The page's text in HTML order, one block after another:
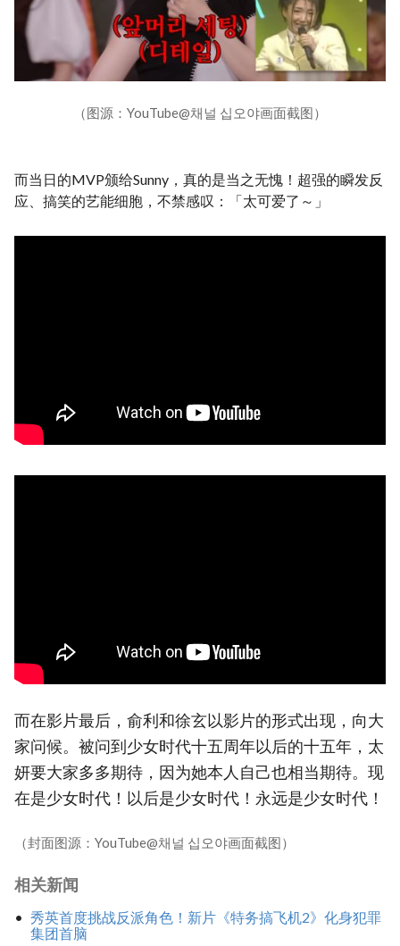
（图源：YouTube@채널 십오야画面截图）
而当日的MVP颁给Sunny，真的是当之无愧！超强的瞬发反
应、搞笑的艺能细胞，不禁感叹：「太可爱了～」
而在影片最后，俞利和徐玄以影片的形式出现，向大
家问候。被问到少女时代十五周年以后的十五年，太
妍要大家多多期待，因为她本人自己也相当期待。现
在是少女时代！以后是少女时代！永远是少女时代！
（封面图源：YouTube@채널 십오야画面截图）
相关新闻
秀英首度挑战反派角色！新片《特务搞飞机2》化身犯罪
集团首脑